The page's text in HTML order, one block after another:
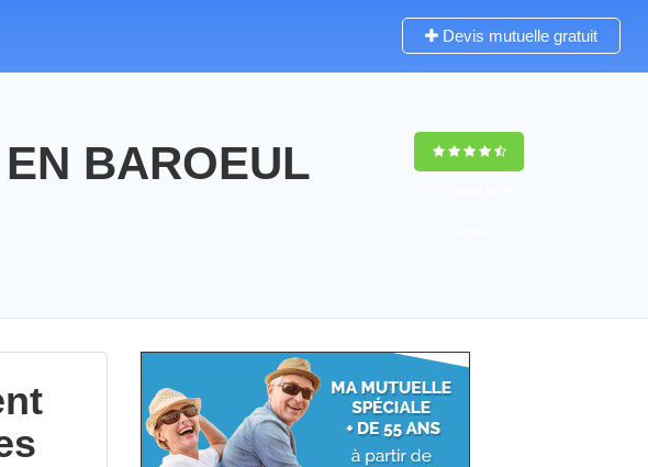
Devis mutuelle gratuit
BAROEUL